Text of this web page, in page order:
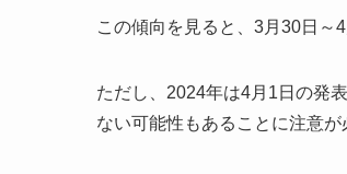
この傾向を見ると、3月30日～
ただし、2024年は4月1日の発
ない可能性もあることに注意が